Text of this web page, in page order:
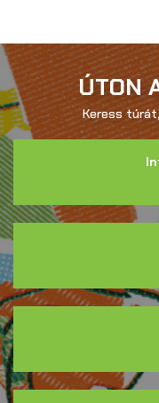
ÚTON
Keress